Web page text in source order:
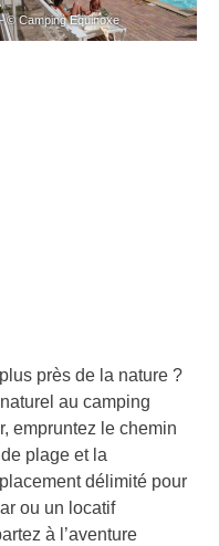
© Camping Equinoxe
près de la nature ?
au camping
empruntez le chemin
plage et la
délimité pour
ou un locatif
à l’aventure